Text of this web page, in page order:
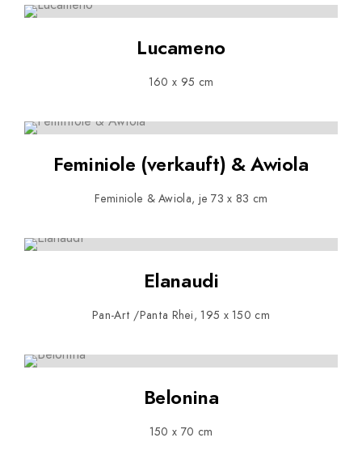
Lucameno
160 x 95 cm
Feminiole (verkauft) & Awiola
Feminiole & Awiola, je 73 x 83 cm
Elanaudi
Pan-Art /Panta Rhei, 195 x 150 cm
Belonina
150 x 70 cm